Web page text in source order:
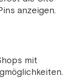
anzeigen.
mit